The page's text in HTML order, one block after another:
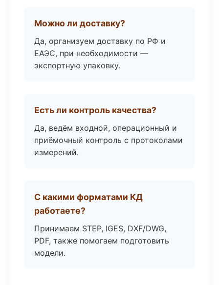
Можно ли доставку?
Да, организуем доставку по РФ и
ЕАЭС, при необходимости —
экспортную упаковку.
Есть ли контроль качества?
Да, ведём входной, операционный и
приёмочный контроль с протоколами
измерений.
С какими форматами КД
работаете?
Принимаем STEP, IGES, DXF/DWG,
PDF, также помогаем подготовить
модели.